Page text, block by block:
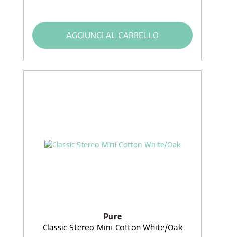
AGGIUNGI AL CARRELLO
Pure
Classic Stereo Mini Cotton White/Oak